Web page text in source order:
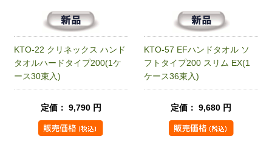
KTO-22 クリネックス ハンド
タオルハードタイプ200(1ケ
ース30束入)
定価： 9,790 円
KTO-57 EFハンドタオル ソ
フトタイプ200 スリム EX(1
ケース36束入)
定価： 9,680 円